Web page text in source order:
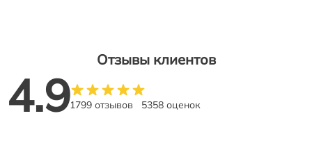
Отзывы клиентов
4.91799 отзывов 5358 оценок